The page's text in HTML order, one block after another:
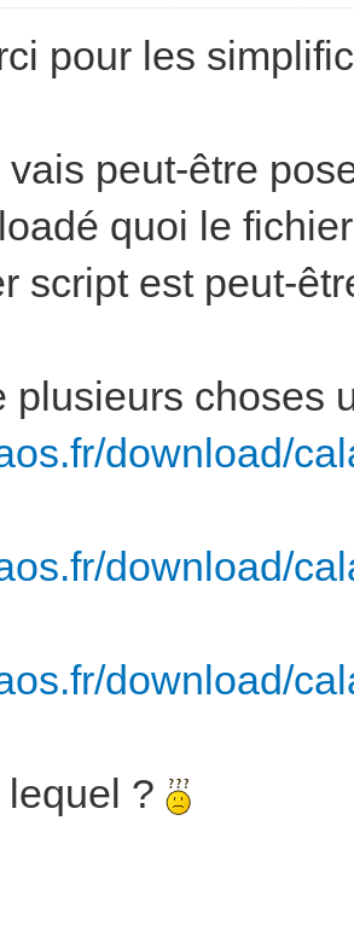
pour les
vais peut-être
quoi le
script est peut-
plusieurs choses
download/
download/
download/
?